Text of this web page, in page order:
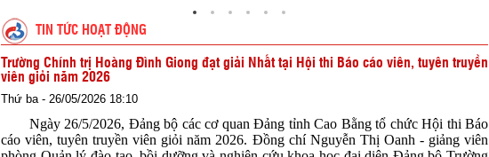
TIN TỨC HOẠT ĐỘNG
Trường Chính trị Hoàng Đình Giong đạt giải Nhất tại Hội thi Báo cáo viên, tuyên truyền
viên giỏi năm 2026
Thứ ba - 26/05/2026 18:10
Ngày 26/5/2026, Đảng bộ các cơ quan Đảng tỉnh Cao Bằng tổ chức Hội thi Báo
cáo viên, tuyên truyền viên giỏi năm 2026. Đồng chí Nguyễn Thị Oanh - giảng viên